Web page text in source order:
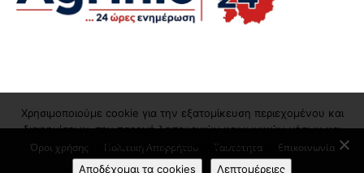
Όροι χρήσης Πολιτική Απορρήτου Ταυτότητα Επικοινωνία
Χρησιμοποιούμε cookie για την εξατομίκευση περιεχομένου και
διαφημίσεων, την παροχή λειτουργιών κοινωνικών μέσων και
την ανάλυση της επισκεψιμότητάς μας
Αποδέχομαι τα cookies
Λεπτομέρειες